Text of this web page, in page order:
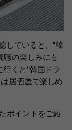
していると、"韓
聴の楽しみにも
くと"韓国ドラ
居酒屋で楽しめ
ポイントをご紹